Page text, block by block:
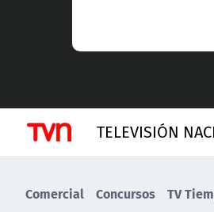
TELEVISIÓN
Comercial Concursos TV